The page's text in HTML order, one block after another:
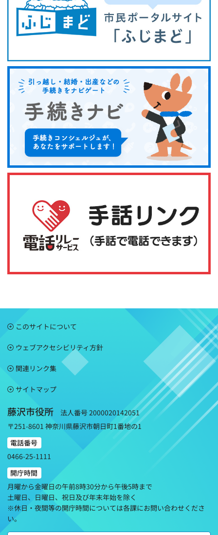
このサイトについて
ウェブアクセシビリティ方針
関連リンク集
サイトマップ
藤沢市役所
法人番号 2000020142051
〒251-8601 神奈川県藤沢市朝日町1番地の1
電話番号
0466-25-1111
開庁時間
月曜から金曜日の午前8時30分から午後5時まで
土曜日、日曜日、祝日及び年末年始を除く
※休日・夜間等の開庁時間については各課にお問い合わせくださ
い。